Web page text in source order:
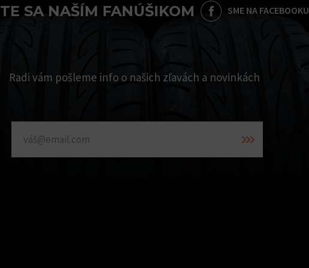
SA NAŠÍM FANÚŠIKOM SME NA FACEBOOKU
Radi vám pošleme info o našich zľavách a novinkách